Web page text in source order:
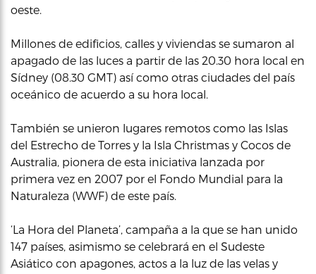
oeste.
Millones de edificios, calles y viviendas se sumaron al
apagado de las luces a partir de las 20.30 hora local en
Sídney (08.30 GMT) así como otras ciudades del país
oceánico de acuerdo a su hora local.
También se unieron lugares remotos como las Islas
del Estrecho de Torres y la Isla Christmas y Cocos de
Australia, pionera de esta iniciativa lanzada por
primera vez en 2007 por el Fondo Mundial para la
Naturaleza (WWF) de este país.
‘La Hora del Planeta’, campaña a la que se han unido
147 países, asimismo se celebrará en el Sudeste
Asiático con apagones, actos a la luz de las velas y